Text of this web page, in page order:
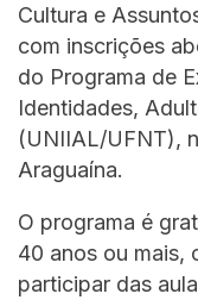
Cultura e
com inscrições
do Programa de
Identidades,
(UNIIAL/UFNT),
Araguaína.
O programa é
40 anos ou mais,
participar das